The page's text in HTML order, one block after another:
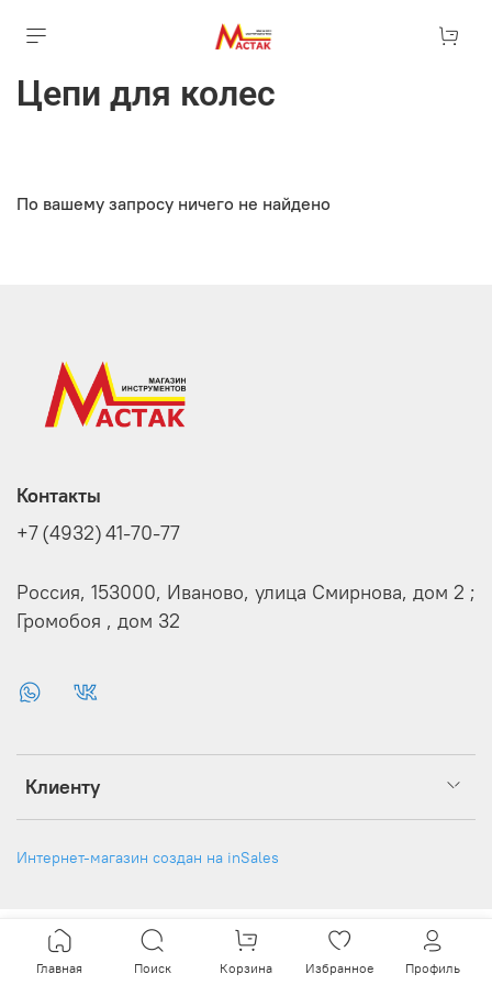
Цепи для колес
По вашему запросу ничего не найдено
Клиенту
Контакты
+7 (4932) 41-70-77
Россия, 153000, Иваново, улица Смирнова, дом 2 ;
Громобоя , дом 32
Интернет-магазин создан на inSales
Главная Поиск Корзина Избранное Профиль